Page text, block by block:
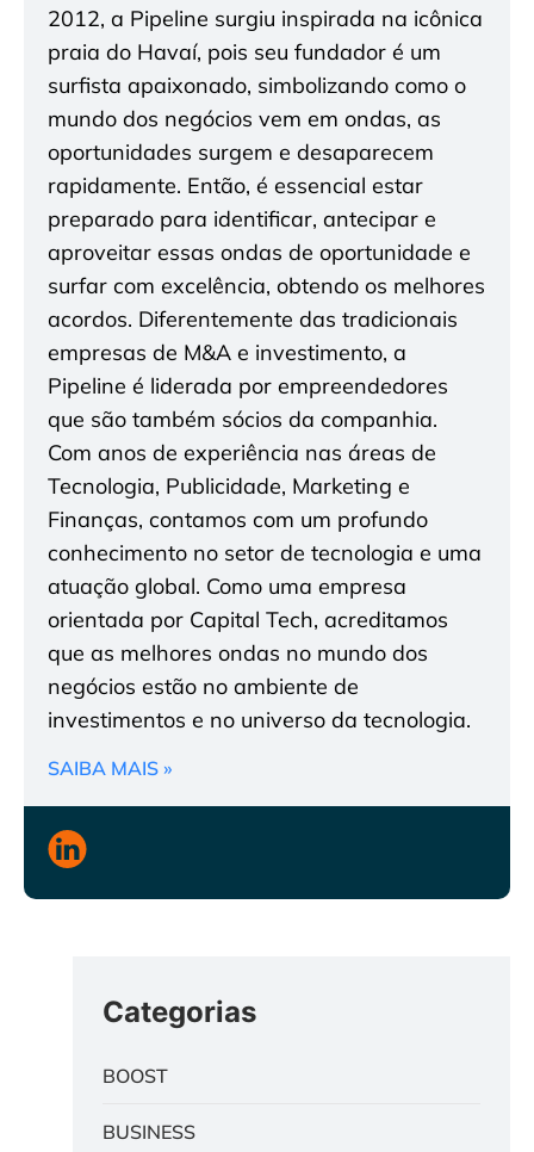
2012, a Pipeline surgiu inspirada na icônica
praia do Havaí, pois seu fundador é um
surfista apaixonado, simbolizando como o
mundo dos negócios vem em ondas, as
oportunidades surgem e desaparecem
rapidamente. Então, é essencial estar
preparado para identificar, antecipar e
aproveitar essas ondas de oportunidade e
surfar com excelência, obtendo os melhores
acordos. Diferentemente das tradicionais
empresas de M&A e investimento, a
Pipeline é liderada por empreendedores
que são também sócios da companhia.
Com anos de experiência nas áreas de
Tecnologia, Publicidade, Marketing e
Finanças, contamos com um profundo
conhecimento no setor de tecnologia e uma
atuação global. Como uma empresa
orientada por Capital Tech, acreditamos
que as melhores ondas no mundo dos
negócios estão no ambiente de
investimentos e no universo da tecnologia.
SAIBA MAIS »
Categorias
BOOST
BUSINESS